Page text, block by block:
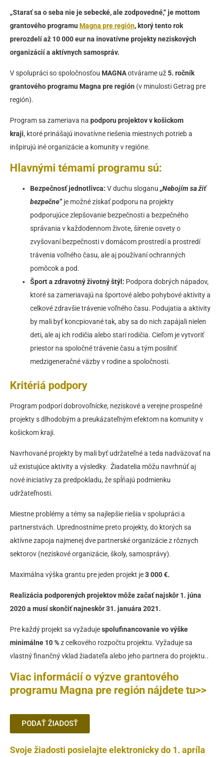
„Starať sa o seba nie je sebecké, ale zodpovedné,“ je mottom
grantového programu Magna pre región, ktorý tento rok
prerozdelí až 10 000 eur na inovatívne projekty neziskových
organizácií a aktívnych samospráv.
V spolupráci so spoločnosťou MAGNAotvárame už5. ročník
grantového programu Magna pre región (v minulosti Getrag pre
región).
Program sa zameriava na podporu projektov v košickom
kraji, ktoré prinášajú inovatívne riešenia miestnych potrieb a
inšpirujú iné organizácie a komunity v regióne.
Hlavnými témami programu sú:
Bezpečnosť jednotlivca:V duchu sloganu„Nebojím sa žiť
bezpečne” je možné získať podporu na projekty
podporujúce zlepšovanie bezpečnosti a bezpečného
správania v každodennom živote, šírenie osvety o
zvyšovaní bezpečnosti v domácom prostredí a prostredí
trávenia voľného času, ale aj používaní ochranných
pomôcok a pod.
Šport a zdravotný životný štýl: Podpora dobrých nápadov,
ktoré sa zameriavajú na športové alebo pohybové aktivity a
celkové zdravšie trávenie voľného času. Podujatia a aktivity
by mali byť koncpiované tak, aby sa do nich zapájali nielen
deti, ale aj ich rodičia alebo starí rodičia. Cieľom je vytvoriť
priestor na spoločné trávenie času a tým posilniť
medzigeneračné väzby v rodine a spoločnosti.
Kritériá podpory
Program podporí dobrovoľnícke, neziskové a verejne prospešné
projekty s dlhodobým a preukázateľným efektom na komunity v
košickom kraji.
Navrhované projekty by mali byť udržateľné a teda nadväzovať na
už existujúce aktivity a výsledky. Žiadatelia môžu navrhnúť aj
nové iniciatívy za predpokladu, že spĺňajú podmienku
udržateľnosti.
Miestne problémy a témy sa najlepšie riešia v spolupráci a
partnerstvách. Uprednostníme preto projekty, do ktorých sa
aktívne zapoja najmenej dve partnerské organizácie z rôznych
sektorov (neziskové organizácie, školy, samosprávy).
Maximálna výška grantu pre jeden projekt je3000 €.
Realizácia podporených projektov môže začať najskôr 1. júna
2020 a musí skončiť najneskôr 31. januára 2021.
Pre každý projekt sa vyžadujespolufinancovanie vo výške
minimálne 10 %z celkového rozpočtu projektu. Vyžaduje sa
vlastný finančný vklad žiadateľa alebo jeho partnera do projektu..
Viac informácií o výzve grantového
programu Magna pre región nájdete tu>>
PODAŤ ŽIADOSŤ
Svoje žiadosti posielajte elektronicky do 1. apríla